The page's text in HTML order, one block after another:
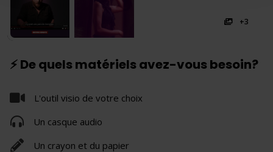
+3
⚡ De quels matériels avez-vous besoin?
L'outil visio de votre choix
Un casque audio
Un crayon et du papier